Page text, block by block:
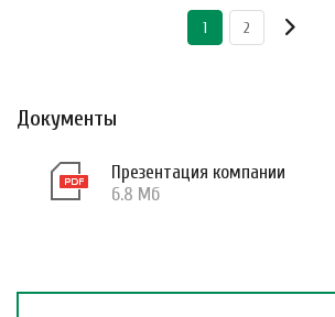
1 2
Документы
Презентация компании
6.8 Мб